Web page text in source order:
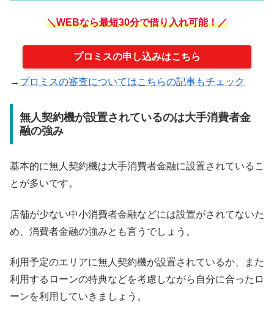
＼WEBなら最短30分で借り入れ可能！／
プロミスの申し込みはこちら
→ プロミスの審査についてはこちらの記事もチェック
無人契約機が設置されているのは大手消費者金
融の強み
基本的に無人契約機は大手消費者金融に設置されているこ
とが多いです。
店舗が少ない中小消費者金融などには設置がされてないた
め、消費者金融の強みとも言うでしょう。
利用予定のエリアに無人契約機が設置されているか、また
利用するローンの特典などを考慮しながら自分に合ったロ
ーンを利用していきましょう。